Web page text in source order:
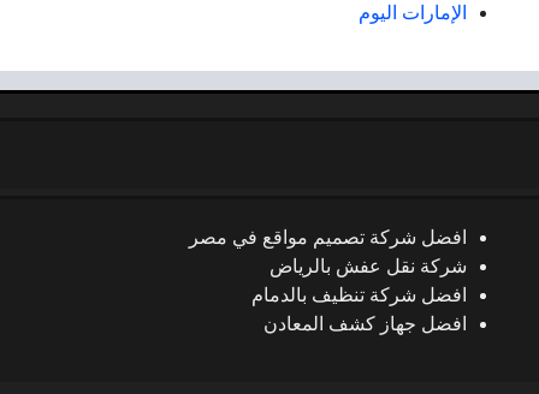
الإمارات اليوم
افضل شركة تصميم مواقع في مصر
شركة نقل عفش بالرياض
افضل شركة تنظيف بالدمام
افضل جهاز كشف المعادن